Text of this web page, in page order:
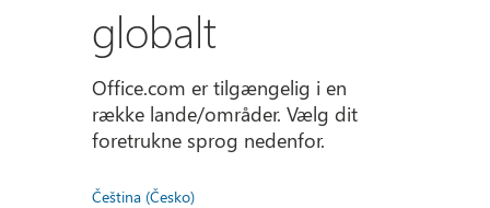
globalt
Office.com er tilgængelig i en
række lande/områder. Vælg dit
foretrukne sprog nedenfor.
Čeština (Česko)